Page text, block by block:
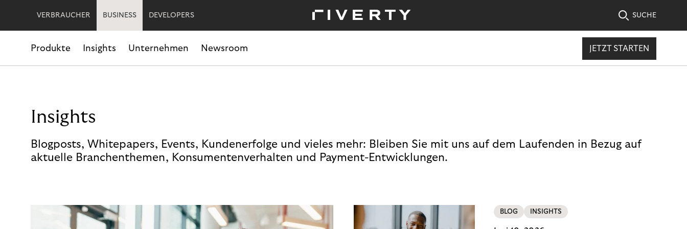
VERBRAUCHER BUSINESS DEVELOPERS SUCHE
Produkte Insights Unternehmen Newsroom JETZT STARTEN
Insights
Blogposts, Whitepapers, Events, Kundenerfolge und vieles mehr: Bleiben Sie mit uns auf dem Laufenden in Bezug auf
aktuelle Branchenthemen, Konsumentenverhalten und Payment-Entwicklungen.
BLOG INSIGHTS